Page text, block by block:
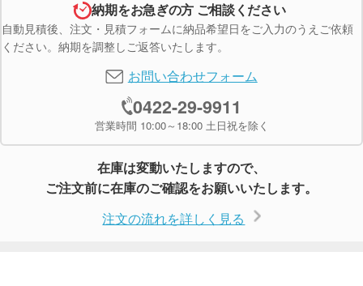
納期をお急ぎの方 ご相談ください
自動見積後、注文・見積フォームに納品希望日をご入力のうえご依頼
ください。納期を調整しご返答いたします。
お問い合わせフォーム
0422-29-9911
営業時間 10:00～18:00 土日祝を除く
在庫は変動いたしますので、
ご注文前に在庫のご確認をお願いいたします。
注文の流れを詳しく見る